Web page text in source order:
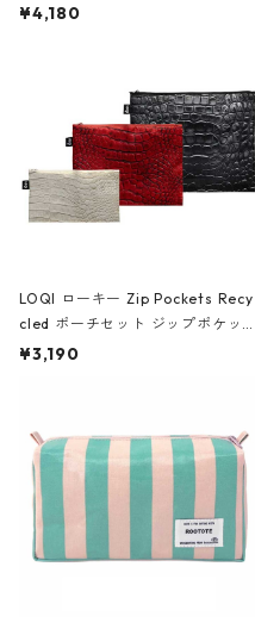
ミエ-B ショルダーバッグ グロスピ
¥4,180
LOQI ローキー Zip Pockets Recy
cled ポーチセット ジップポケット
ファスナーポーチ 撥水加工 トラベ
ーガンディー、オフホワイト
¥3,190